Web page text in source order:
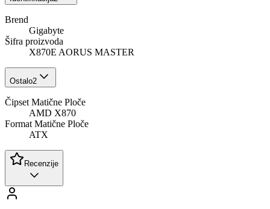
Brend
Gigabyte
Šifra proizvoda
X870E AORUS MASTER
Ostalo2
Čipset Matične Ploče
AMD X870
Format Matične Ploče
ATX
Recenzije